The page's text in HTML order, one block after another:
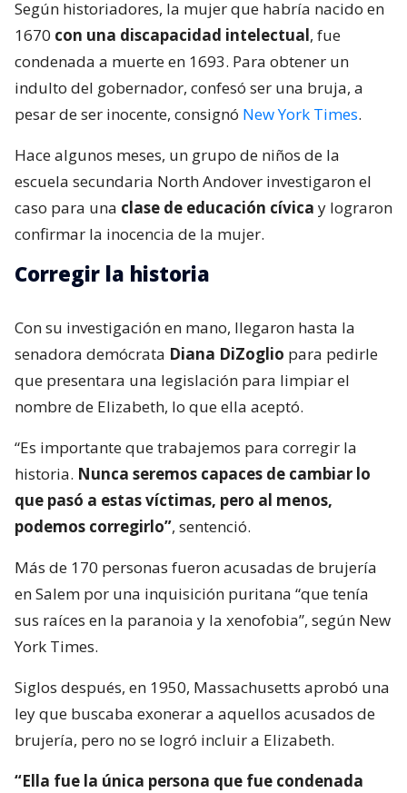
Según historiadores, la mujer que habría nacido en
1670 con una discapacidad intelectual, fue
condenada a muerte en 1693. Para obtener un
indulto del gobernador, confesó ser una bruja, a
pesar de ser inocente, consignó New York Times.
Hace algunos meses, un grupo de niños de la
escuela secundaria North Andover investigaron el
caso para una clase de educación cívica y lograron
confirmar la inocencia de la mujer.
Corregir la historia
Con su investigación en mano, llegaron hasta la
senadora demócrata Diana DiZoglio para pedirle
que presentara una legislación para limpiar el
nombre de Elizabeth, lo que ella aceptó.
“Es importante que trabajemos para corregir la
historia. Nunca seremos capaces de cambiar lo
que pasó a estas víctimas, pero al menos,
podemos corregirlo”, sentenció.
Más de 170 personas fueron acusadas de brujería
en Salem por una inquisición puritana “que tenía
sus raíces en la paranoia y la xenofobia”, según New
York Times.
Siglos después, en 1950, Massachusetts aprobó una
ley que buscaba exonerar a aquellos acusados de
brujería, pero no se logró incluir a Elizabeth.
“Ella fue la única persona que fue condenada